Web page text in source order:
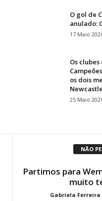
O gol de
anulado:
17 Maio
Os
os dois
25 Maio
NÃO
Partimos para
muito
Gabriela Ferreira